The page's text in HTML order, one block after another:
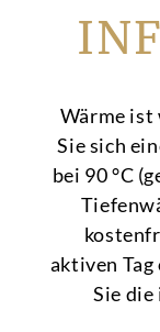
Wärme ist
Sie sich
bei 90 °C
aktiven
Sie